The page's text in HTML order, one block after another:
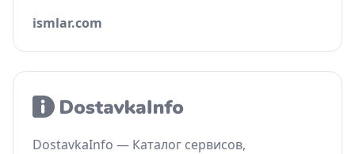
ismlar.com
DostavkaInfo — Каталог сервисов,